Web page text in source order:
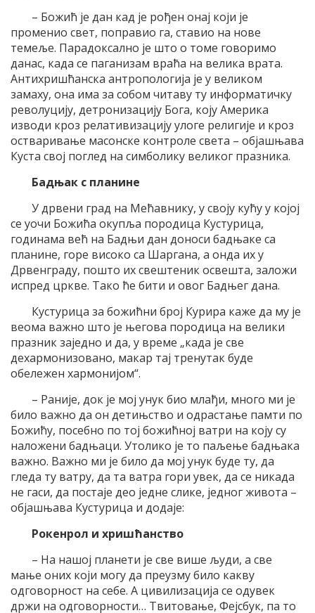
– Божић је дан кад је рођен онај који је
променио свет, поправио га, ставио на нове
темеље. Парадоксално је што о томе говоримо
данас, када се паганизам враћа на велика врата.
Антихришћанска антропологија је у великом
замаху, она има за собом читаву ту информатичку
револуцију, детронизацију Бога, коју Америка
изводи кроз релативизацију улоге религије и кроз
остваривање масонске контроле света – објашњава
Куста свој поглед на симболику великог празника.
Бадњак с планине
У дрвени град на Мећавнику, у своју кућу у којој
се уочи Божића окупља породица Кустурица,
годинама већ на Бадњи дан доноси бадњаке са
планине, горе високо са Шаргана, а онда их у
Дрвенграду, пошто их свештеник освешта, заложи
испред цркве. Тако ће бити и овог Бадњег дана.
Кустурица за божићни број Курира каже да му је
веома важно што је његова породица на велики
празник заједно и да, у време „када је све
дехармонизовано, макар тај тренутак буде
обележен хармонијом“.
– Раније, док је мој унук био млађи, много ми је
било важно да он детињство и одрастање памти по
Божићу, посебно по тој божићној ватри на коју су
наложени бадњаци. Утолико је то паљење бадњака
важно. Важно ми је било да мој унук буде ту, да
гледа ту ватру, да та ватра гори увек, да се никада
не гаси, да постаје део једне слике, једног живота –
објашњава Кустурица и додаје:
Рокенрол и хришћанство
– На нашој планети је све више људи, а све
мање оних који могу да преузму било какву
одговорност на себе. А цивилизација се одувек
држи на одговорности… Твитовање, Фејсбук, па то